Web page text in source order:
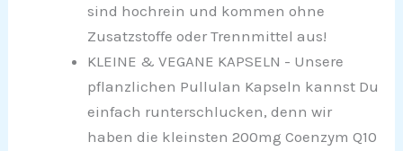
sind hochrein und kommen ohne
Zusatzstoffe oder Trennmittel aus!
KLEINE & VEGANE KAPSELN - Unsere
pflanzlichen Pullulan Kapseln kannst Du
einfach runterschlucken, denn wir
haben die kleinsten 200mg Coenzym Q10